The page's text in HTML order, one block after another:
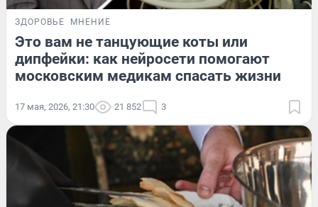
ЗДОРОВЬЕ МНЕНИЕ
Это вам не танцующие коты или
дипфейки: как нейросети помогают
московским медикам спасать жизни
17 мая, 2026, 21:30 21 852 3